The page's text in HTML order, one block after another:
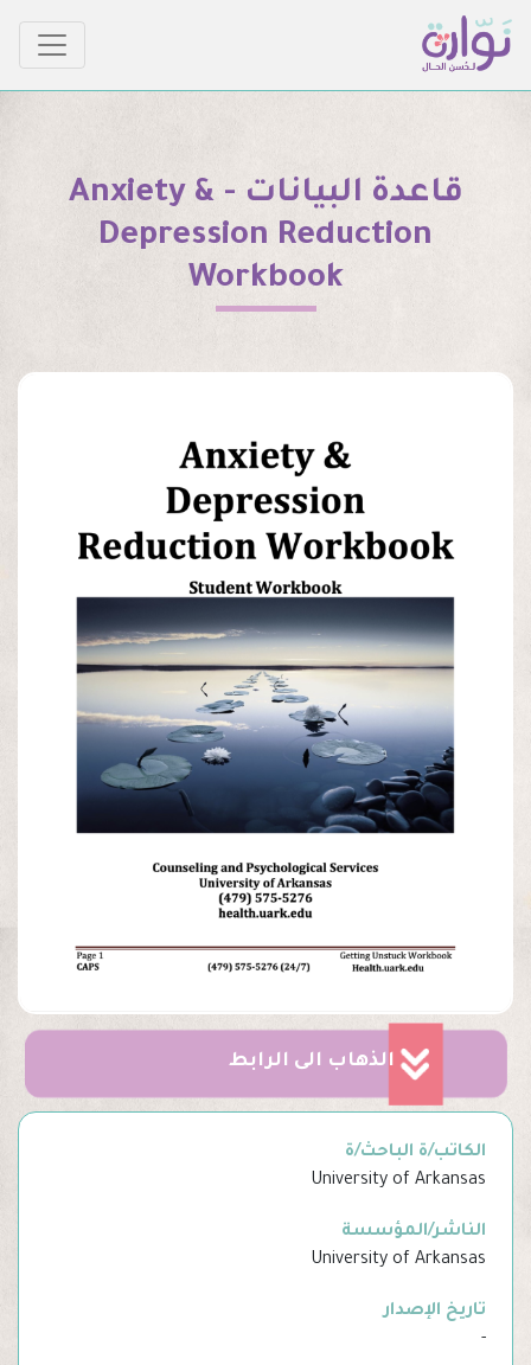
قاعدة البيانات - Anxiety &
Depression Reduction
Workbook
الذهاب الى الرابط
الكاتب/ة الباحث/ة
University of Arkansas
الناشر/المؤسسة
University of Arkansas
تاريخ الإصدار
-